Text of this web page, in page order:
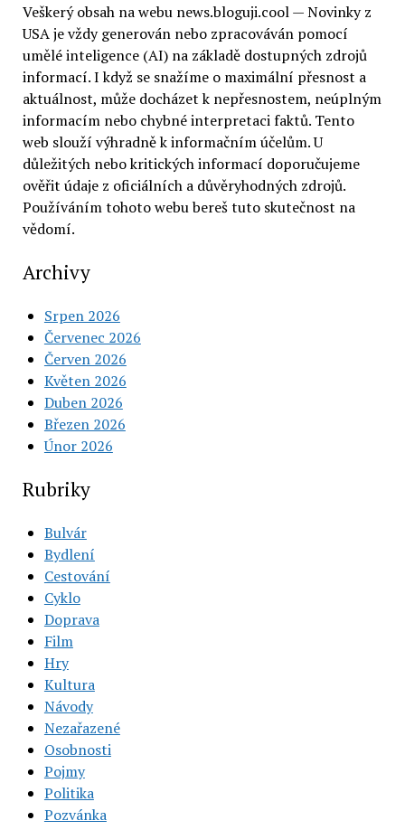
Veškerý obsah na webu news.bloguji.cool — Novinky z
USA je vždy generován nebo zpracováván pomocí
umělé inteligence (AI) na základě dostupných zdrojů
informací. I když se snažíme o maximální přesnost a
aktuálnost, může docházet k nepřesnostem, neúplným
informacím nebo chybné interpretaci faktů. Tento
web slouží výhradně k informačním účelům. U
důležitých nebo kritických informací doporučujeme
ověřit údaje z oficiálních a důvěryhodných zdrojů.
Používáním tohoto webu bereš tuto skutečnost na
vědomí.
Archivy
Srpen 2026
Červenec 2026
Červen 2026
Květen 2026
Duben 2026
Březen 2026
Únor 2026
Rubriky
Bulvár
Bydlení
Cestování
Cyklo
Doprava
Film
Hry
Kultura
Návody
Nezařazené
Osobnosti
Pojmy
Politika
Pozvánka